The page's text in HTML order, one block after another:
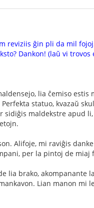
reviziis ĝin pli da mil
Dankon! (laŭ vi
lia ĉemiso
statuo, kvazaŭ
maldekstre apud
Alifoje, mi raviĝis
per la pintoj de miaj
lia brako, akompanante
Lian manon mi